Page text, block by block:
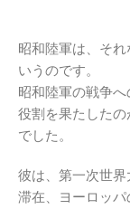
昭和陸軍は、そ
いうのです。
昭和陸軍の戦争
役割を果たした
でした。
彼は、第一次世
滞在、ヨーロッ